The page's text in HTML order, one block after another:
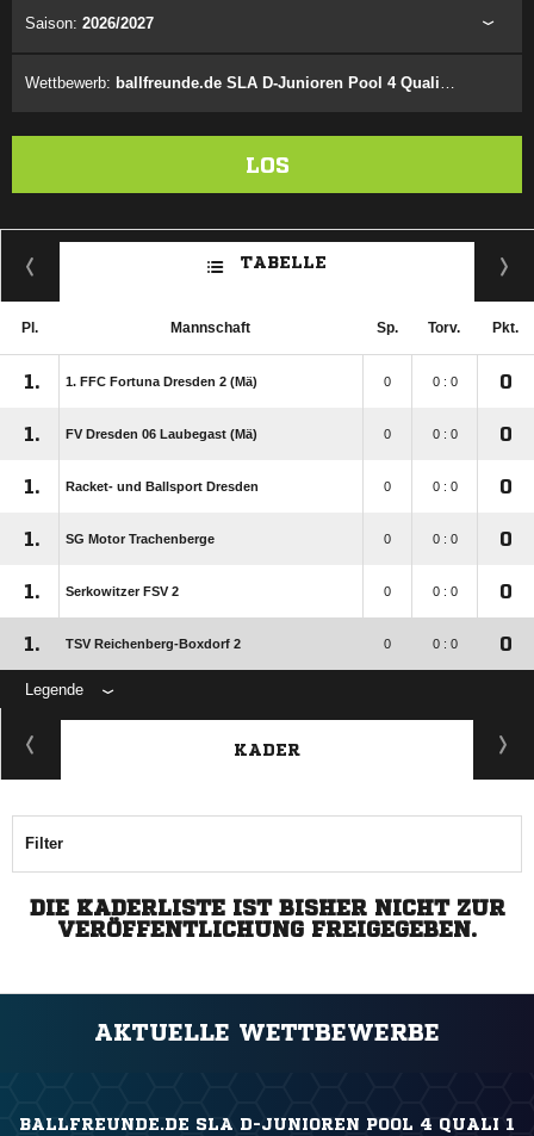
Saison: 2026/2027
Wettbewerb: ballfreunde.de SLA D-Junioren Pool 4 Quali 1 Herbst
LOS
TABELLE
Pl. Mannschaft Sp. Torv. Pkt.
1. 1. FFC Fortuna Dresden 2 (Mä) 0 0 : 0 0
1. FV Dresden 06 Laubegast (Mä) 0 0 : 0 0
1. Racket- und Ballsport Dresden 0 0 : 0 0
1. SG Motor Trachenberge 0 0 : 0 0
1. Serkowitzer FSV 2 0 0 : 0 0
1. TSV Reichenberg-Boxdorf 2 0 0 : 0 0
Legende
KADER
Filter
DIE KADERLISTE IST BISHER NICHT ZUR
VERÖFFENTLICHUNG FREIGEGEBEN.
AKTUELLE WETTBEWERBE
BALLFREUNDE.DE SLA D-JUNIOREN POOL 4 QUALI 1